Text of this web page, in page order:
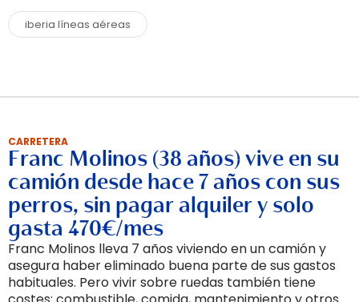
iberia líneas aéreas
CARRETERA
Franc Molinos (38 años) vive en su
camión desde hace 7 años con sus
perros, sin pagar alquiler y solo
gasta 470€/mes
Franc Molinos lleva 7 años viviendo en un camión y
asegura haber eliminado buena parte de sus gastos
habituales. Pero vivir sobre ruedas también tiene